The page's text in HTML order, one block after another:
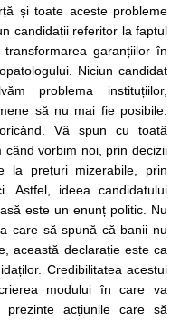
și toate aceste probleme
candidații referitor la faptul
garanțiilor în
Niciun candidat
problema instituțiilor,
să nu mai fie posibile.
Vă spun cu toată
vorbim noi, prin decizii
la prețuri mizerabile, prin
Astfel, ideea candidatului
este un enunț politic. Nu
care să spună că banii nu
această declarație este ca
Credibilitatea acestui
modului în care va
acțiunile care să